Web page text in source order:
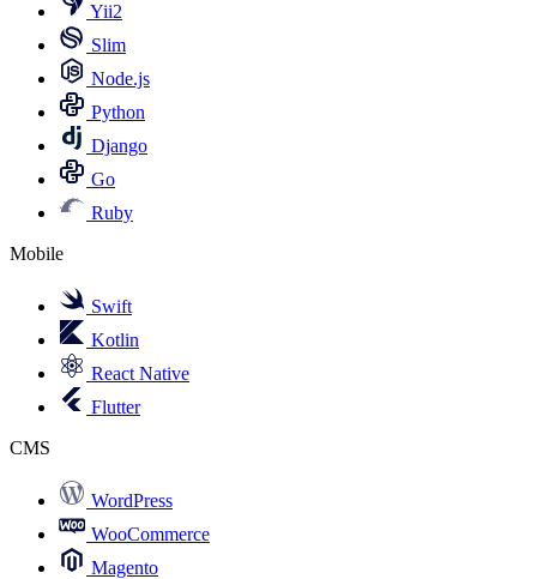
Yii2
Slim
Node.js
Python
Django
Go
Ruby
Mobile
Swift
Kotlin
React Native
Flutter
CMS
WordPress
WooCommerce
Magento